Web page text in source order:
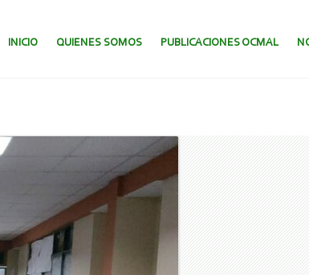
SALTAR AL CONTENIDO.
INICIO QUIENES SOMOS PUBLICACIONES OCMAL